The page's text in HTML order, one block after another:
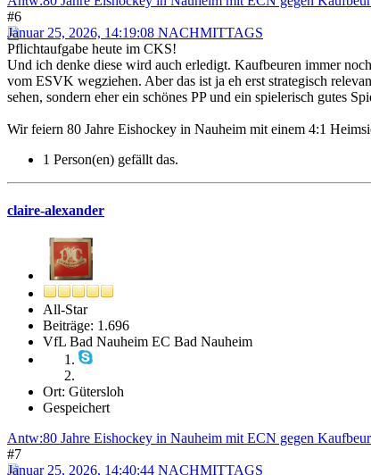
#6
Januar 25, 2026, 14:19:08 NACHMITTAGS
Pflichtaufgabe heute im CKS!
Und ich denke diese wird auch erledigt. Kaufbeuren immer
vom ESVK wegziehen. Aber das ist ja eh erst strategisch
sehen, sondern eher ein schönes PP und ein spielerisch gutes
Wir feiern 80 Jahre Eishockey in Nauheim mit einem 4:1
1 Person(en) gefällt das.
claire-alexander
All-Star
Beiträge: 1.696
VfL Bad Nauheim EC Bad Nauheim
Ort: Gütersloh
Gespeichert
Antw:80 Jahre Eishockey in Nauheim mit ECN gegen
#7
Januar 25, 2026, 14:40:44 NACHMITTAGS